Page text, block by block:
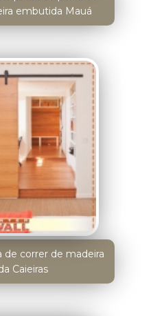
embutida Mauá
de correr de madeira
Caieiras